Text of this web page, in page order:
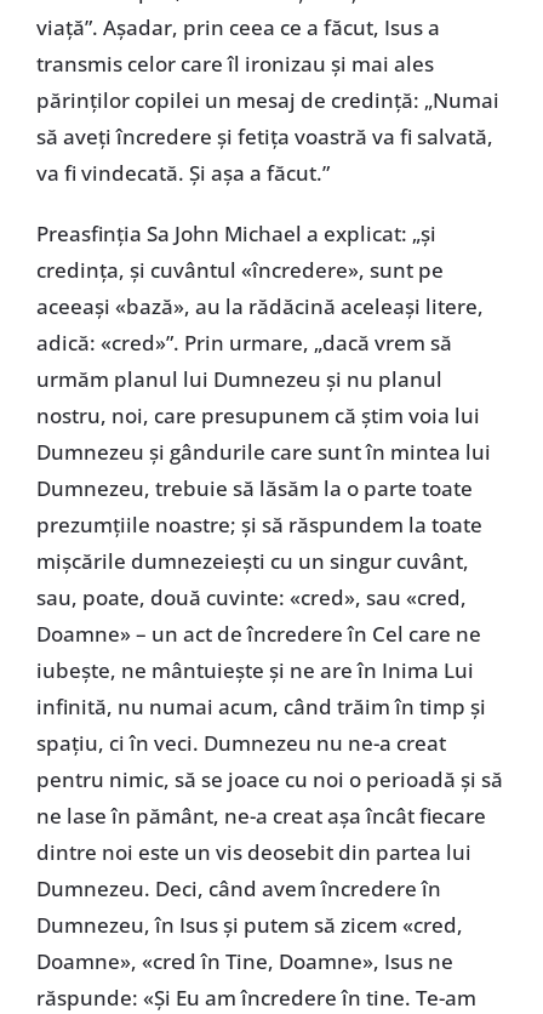
viață”. Așadar, prin ceea ce a făcut, Isus a
transmis celor care îl ironizau și mai ales
părinților copilei un mesaj de credință: „Numai
să aveți încredere și fetița voastră va fi salvată,
va fi vindecată. Și așa a făcut.”
Preasfinția Sa John Michael a explicat: „și
credința, și cuvântul «încredere», sunt pe
aceeași «bază», au la rădăcină aceleași litere,
adică: «cred»”. Prin urmare, „dacă vrem să
urmăm planul lui Dumnezeu și nu planul
nostru, noi, care presupunem că știm voia lui
Dumnezeu și gândurile care sunt în mintea lui
Dumnezeu, trebuie să lăsăm la o parte toate
prezumțiile noastre; și să răspundem la toate
mișcările dumnezeiești cu un singur cuvânt,
sau, poate, două cuvinte: «cred», sau «cred,
Doamne» – un act de încredere în Cel care ne
iubește, ne mântuiește și ne are în Inima Lui
infinită, nu numai acum, când trăim în timp și
spațiu, ci în veci. Dumnezeu nu ne-a creat
pentru nimic, să se joace cu noi o perioadă și să
ne lase în pământ, ne-a creat așa încât fiecare
dintre noi este un vis deosebit din partea lui
Dumnezeu. Deci, când avem încredere în
Dumnezeu, în Isus și putem să zicem «cred,
Doamne», «cred în Tine, Doamne», Isus ne
răspunde: «Și Eu am încredere în tine. Te-am